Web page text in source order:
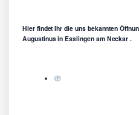
Hier findet Ihr die uns bekannten
Augustinus in Esslingen am Neckar .